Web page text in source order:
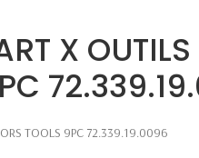
X
TOOLS 9PC 72.339.19.0096